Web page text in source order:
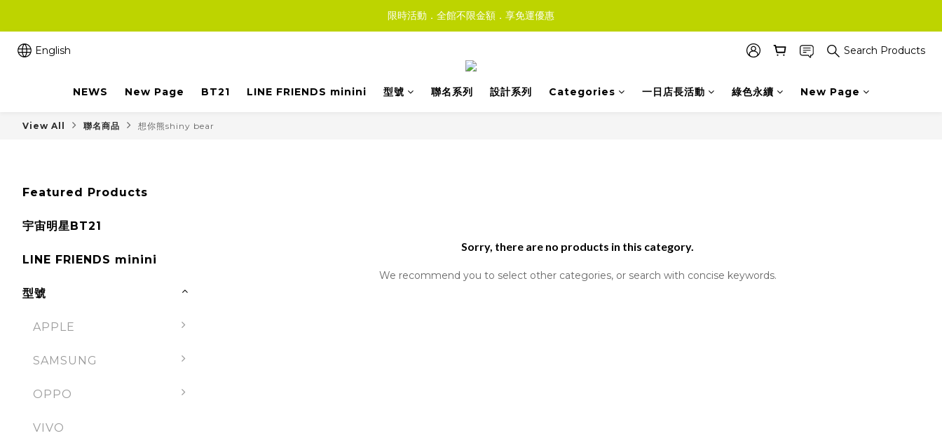
限時活動．全館不限金額．享免運優惠
English Search Products
NEWS New Page BT21 LINE FRIENDS minini 型號 聯名系列 設計系列 Categories 一日店長活動 綠色永續 New Page
View All 聯名商品 想你熊shiny bear
Featured Products
宇宙明星BT21
LINE FRIENDS minini
型號
APPLE
SAMSUNG
OPPO
VIVO
Sorry, there are no products in this category.
We recommend you to select other categories, or search with concise keywords.